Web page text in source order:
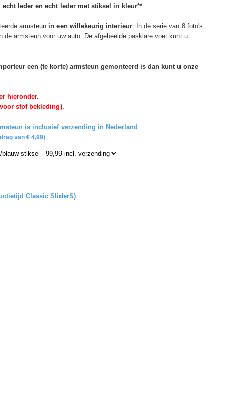
leder en echt leder met stiksel in kleur**
armsteun in een willekeurig interieur. In de serie van 8 foto's
armsteun voor uw auto. De afgebeelde pasklare voet kunt u
een (te korte) armsteun gemonteerd is dan kunt u onze
hieronder.
stof bekleding).
is inclusief verzending in Nederland
van € 4,99)
Classic SliderS)